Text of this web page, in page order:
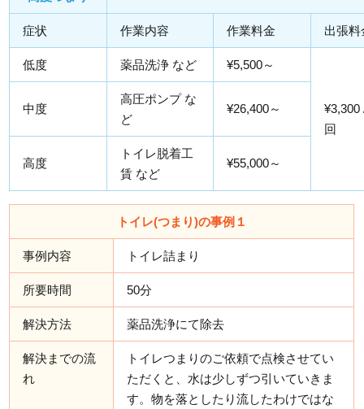
症状 作業内容 作業料金 出張料
低度 薬品洗浄 など ¥5,500～
¥3,300
回
中度
高圧ポンプ な
ど
¥26,400～
高度
トイレ脱着工
賃 など
¥55,000～
トイレ(つまり)の事例１
事例内容 トイレ詰まり
所要時間 50分
解決方法 薬品洗浄にて除去
解決までの流
れ
トイレつまりのご依頼で点検させてい
ただくと、水は少しずつ引いていきま
す。物を落としたり流したわけではな